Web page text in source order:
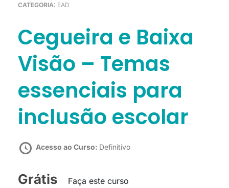
CATEGORIA: EAD
Cegueira e Baixa
Visão – Temas
essenciais para
inclusão escolar
Acesso ao Curso: Definitivo
Grátis Faça este curso